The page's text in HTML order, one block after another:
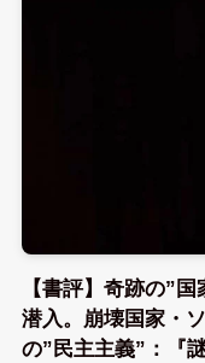
【書評】奇跡の”
潜入。崩壊国家・
の”民主主義”：『